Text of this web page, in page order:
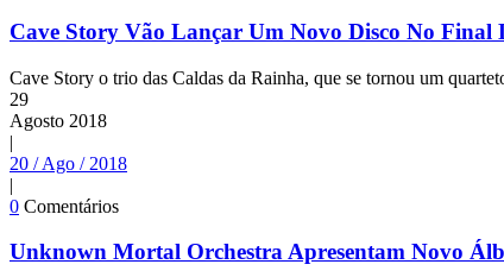
Cave Story Vão Lançar Um Novo Disco No Final
Cave Story o trio das Caldas da Rainha, que se tornou um
29
Agosto 2018
|
20 / Ago / 2018
|
0 Comentários
Unknown Mortal Orchestra Apresentam Novo